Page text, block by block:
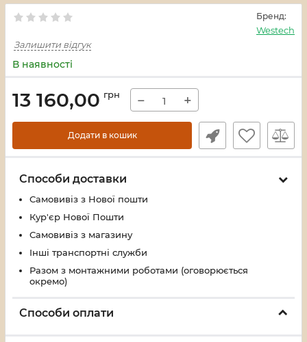
Бренд:
Westech
Залишити відгук
В наявності
13 160,00 грн − +
Додати в кошик
Способи доставки
Самовивіз з Нової пошти
Кур'єр Нової Пошти
Самовивіз з магазину
Інші транспортні служби
Разом з монтажними роботами (оговорюється
окремо)
Способи оплати